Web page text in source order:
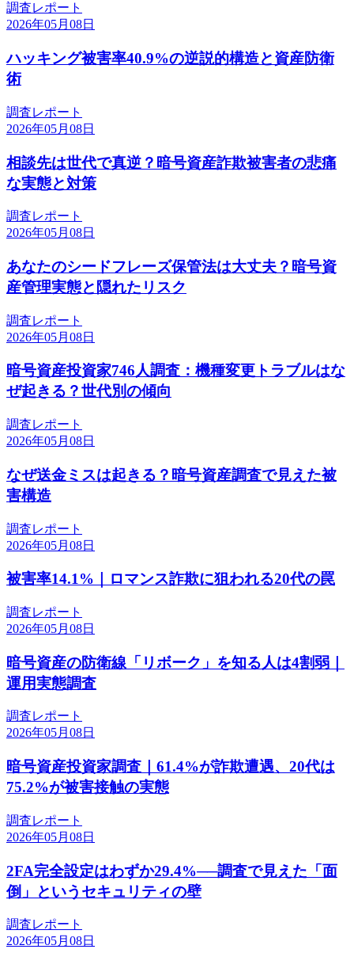
調査レポート
2026年05月08日
ハッキング被害率40.9%の逆説的構造と資産防衛
術
調査レポート
2026年05月08日
相談先は世代で真逆？暗号資産詐欺被害者の悲痛
な実態と対策
調査レポート
2026年05月08日
あなたのシードフレーズ保管法は大丈夫？暗号資
産管理実態と隠れたリスク
調査レポート
2026年05月08日
暗号資産投資家746人調査：機種変更トラブルはな
ぜ起きる？世代別の傾向
調査レポート
2026年05月08日
なぜ送金ミスは起きる？暗号資産調査で見えた被
害構造
調査レポート
2026年05月08日
被害率14.1%｜ロマンス詐欺に狙われる20代の罠
調査レポート
2026年05月08日
暗号資産の防衛線「リボーク」を知る人は4割弱｜
運用実態調査
調査レポート
2026年05月08日
暗号資産投資家調査｜61.4%が詐欺遭遇、20代は
75.2%が被害接触の実態
調査レポート
2026年05月08日
2FA完全設定はわずか29.4%──調査で見えた「面
倒」というセキュリティの壁
調査レポート
2026年05月08日